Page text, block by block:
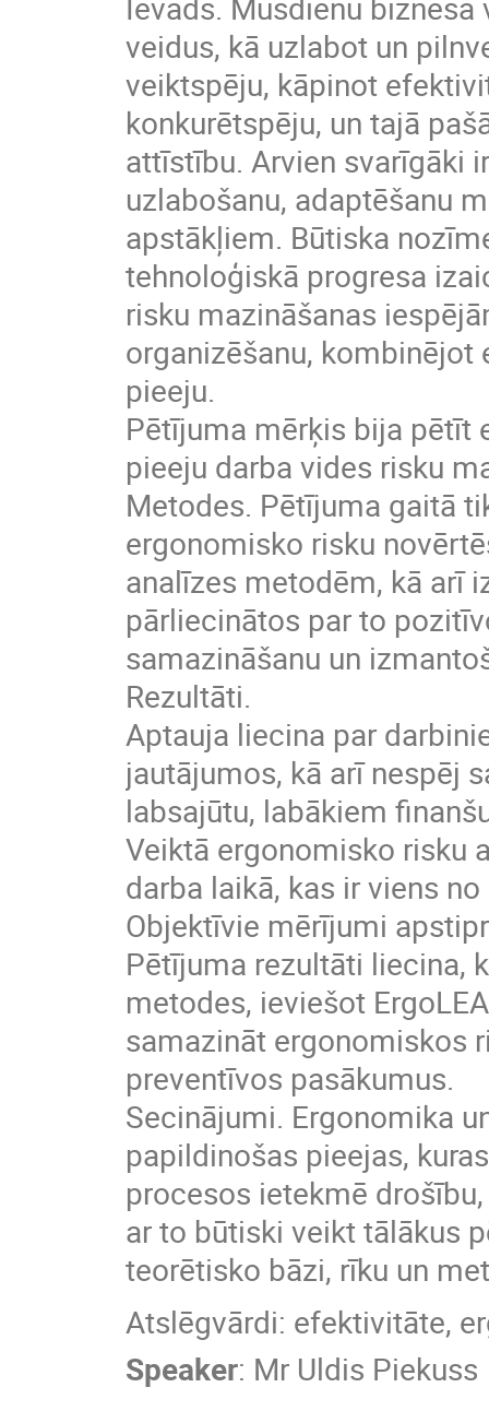
veidus, kā uzlabot un
veiktspēju, kāpinot
konkurētspēju, un tajā
attīstību. Arvien svarīgāki
uzlabošanu, adaptēšanu
apstākļiem. Būtiska
tehnoloģiskā progresa
risku mazināšanas
organizēšanu, kombinējot
pieeju.
Pētījuma mērķis bija pētīt
pieeju darba vides risku
Metodes. Pētījuma gaitā
ergonomisko risku
analīzes metodēm, kā arī
pārliecinātos par to
samazināšanu un
Rezultāti.
Aptauja liecina par
jautājumos, kā arī nespēj
labsajūtu, labākiem
Veiktā ergonomisko risku
darba laikā, kas ir viens
Objektīvie mērījumi
Pētījuma rezultāti liecina,
metodes, ieviešot
samazināt ergonomiskos
preventīvos pasākumus.
Secinājumi. Ergonomika
papildinošas pieejas,
procesos ietekmē
ar to būtiski veikt tālākus
teorētisko bāzi, rīku un
Atslēgvārdi: efektivitāte,
Speaker: Mr Uldis Piekuss